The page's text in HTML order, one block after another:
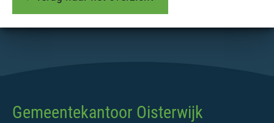
Gemeentekantoor Oisterwijk